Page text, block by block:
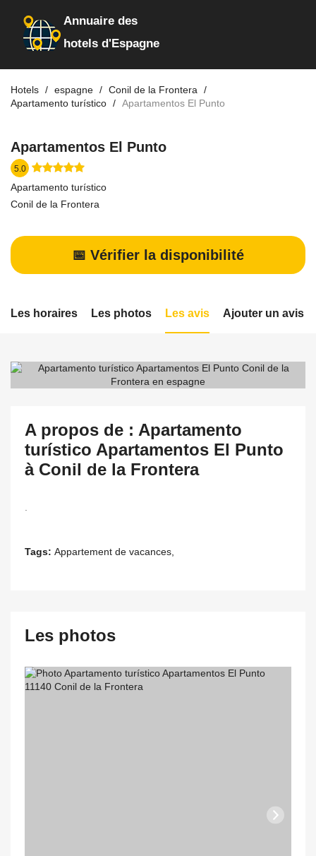
Annuaire des
hotels d'Espagne
Hotels espagne
Conil de la Frontera
Apartamento turístico
Apartamentos El Punto
Apartamentos El Punto
5.0
Apartamento turístico
Conil de la Frontera
📅 Vérifier la disponibilité
Les horaires Les photos Les avis Ajouter un avis
A propos de : Apartamento
turístico Apartamentos El Punto
à Conil de la Frontera
Tags: Appartement de vacances,
Les photos